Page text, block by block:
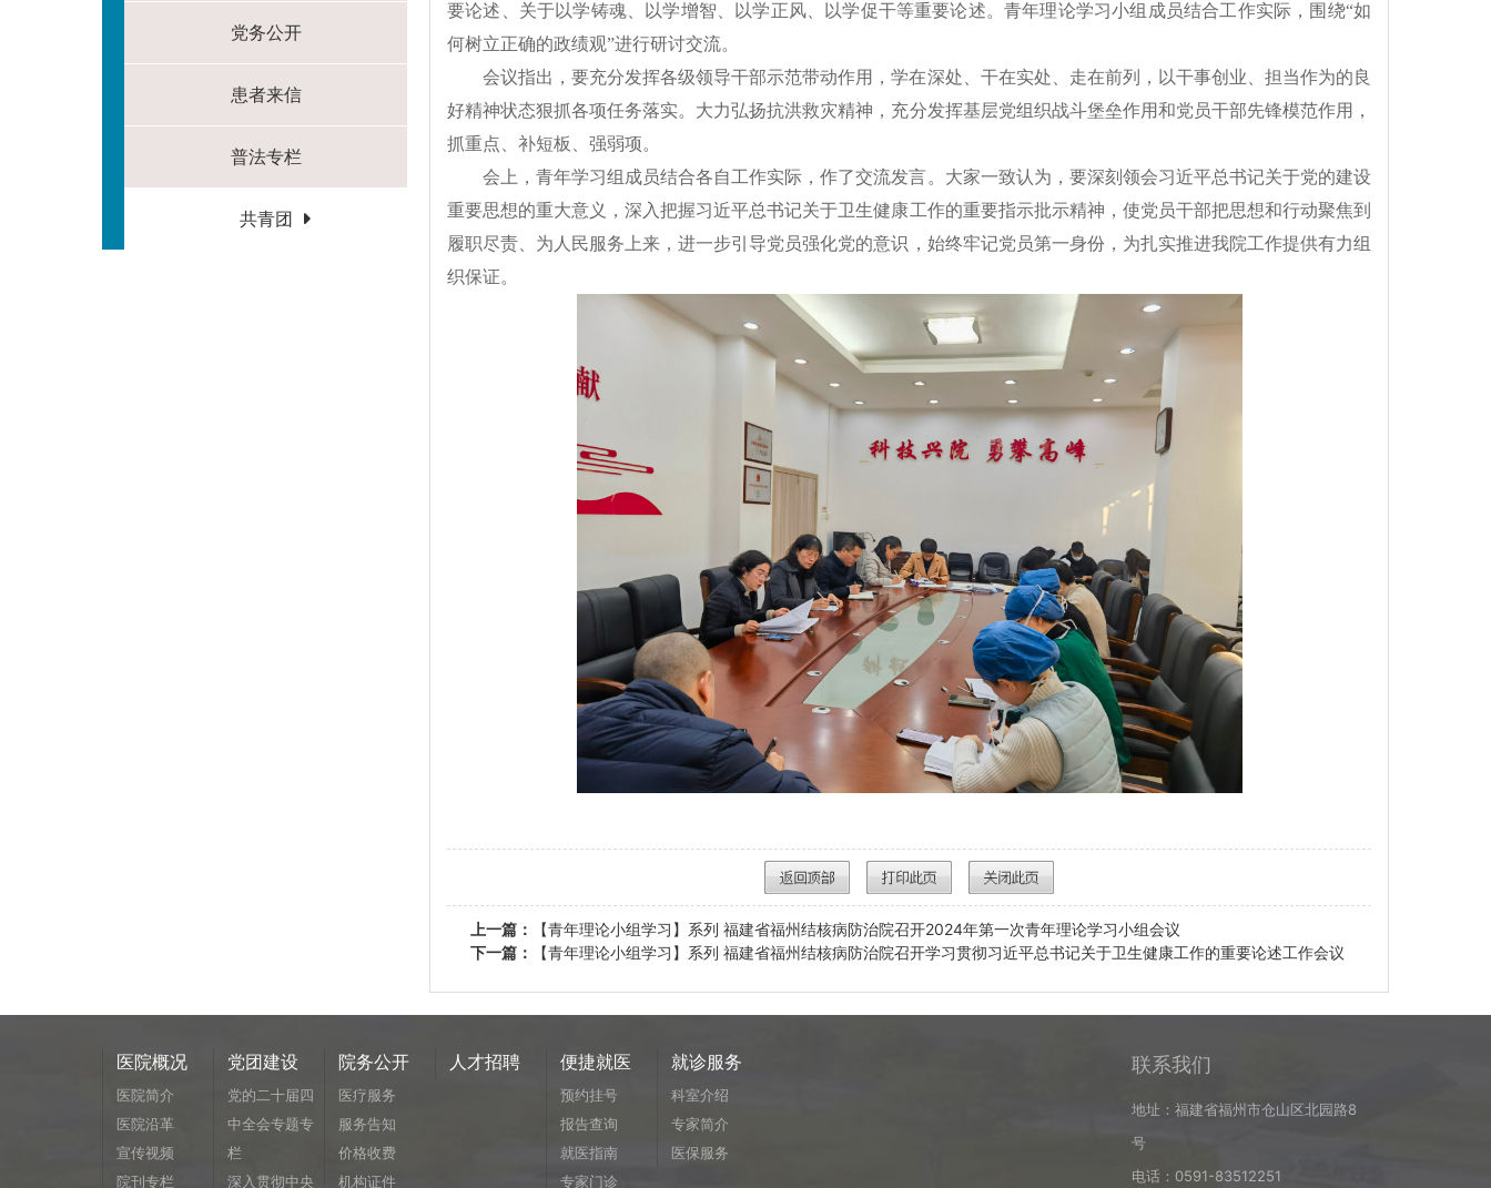
党务公开
患者来信
普法专栏
共青团
要论述、关于以学铸魂、以学增智、以学正风、以学促干等重要论述。青年理论学习小组成员结合工作实际，围绕“如
何树立正确的政绩观”进行研讨交流。
会议指出，要充分发挥各级领导干部示范带动作用，学在深处、干在实处、走在前列，以干事创业、担当作为的良
好精神状态狠抓各项任务落实。大力弘扬抗洪救灾精神，充分发挥基层党组织战斗堡垒作用和党员干部先锋模范作用，
抓重点、补短板、强弱项。
会上，青年学习组成员结合各自工作实际，作了交流发言。大家一致认为，要深刻领会习近平总书记关于党的建设
重要思想的重大意义，深入把握习近平总书记关于卫生健康工作的重要指示批示精神，使党员干部把思想和行动聚焦到
履职尽责、为人民服务上来，进一步引导党员强化党的意识，始终牢记党员第一身份，为扎实推进我院工作提供有力组
织保证。
上一篇：
【青年理论小组学习】系列 福建省福州结核病防治院召开2024年第一次青年理论学习小组会议
下一篇：
【青年理论小组学习】系列 福建省福州结核病防治院召开学习贯彻习近平总书记关于卫生健康工作的重要论述工作会议
医院概况
医院简介
医院沿革
宣传视频
院刊专栏
党团建设
党的二十届四
中全会专题专
栏
深入贯彻中央
院务公开
医疗服务
服务告知
价格收费
机构证件
人才招聘 便捷就医
预约挂号
报告查询
就医指南
专家门诊
就诊服务
科室介绍
专家简介
医保服务
联系我们
地址：福建省福州市仓山区北园路8
号
电话：0591-83512251